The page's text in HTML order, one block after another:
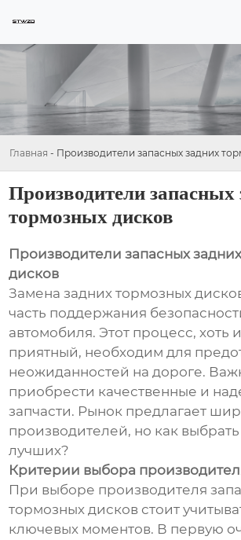
Главная - Производители запасных задних
Производители запасных
тормозных дисков
Производители запасных
дисков
Замена задних тормозных
часть поддержания
автомобиля. Этот процесс, хоть
приятный, необходим для
неожиданностей на дороге.
приобрести качественные и
запчасти. Рынок предлагает
производителей, но как
лучших?
Критерии выбора
При выборе производителя
тормозных дисков стоит
ключевых моментов. В первую